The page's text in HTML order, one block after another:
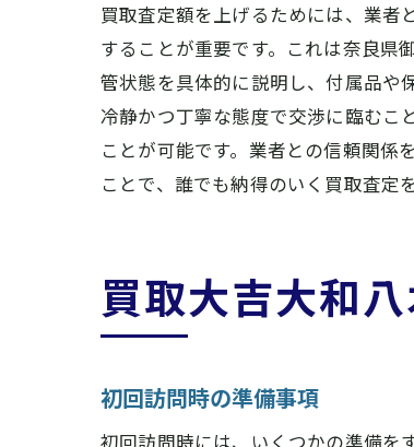
買取査定額を上げるためには、業者
することが重要です。これは奈良県
管状態を具体的に説明し、付属品や
冷静かつ丁寧な態度で交渉に臨むこ
ことが可能です。業者との信頼関係
ことで、誰でも納得のいく買取査定
買取大吉大和
初回訪問時の準備事項
初回訪問時には、いくつかの準備を